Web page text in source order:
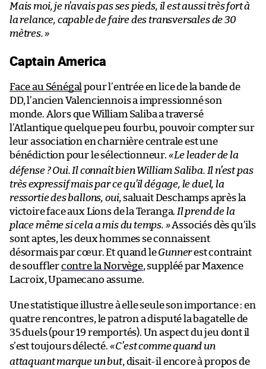
Mais moi, je n’avais pas ses pieds, il est aussi très fort à
la relance, capable de faire des transversales de 30
mètres.»
Captain America
Face au Sénégal pour l’entrée en lice de la bande de
DD, l’ancien Valenciennois a impressionné son
monde. Alors que William Saliba a traversé
l’Atlantique quelque peu fourbu, pouvoir compter sur
leur association en charnière centrale est une
bénédiction pour le sélectionneur. «Le leader de la
défense ? Oui. Il connaît bien William Saliba. Il n’est pas
très expressif mais par ce qu’il dégage, le duel, la
ressortie des ballons, oui, saluait Deschamps après la
victoire face aux Lions de la Teranga. Il prend de la
place même si cela a mis du temps. »Associés dès qu’ils
sont aptes, les deux hommes se connaissent
désormais par cœur. Et quand leGunnerest contraint
de soufflercontre la Norvège, suppléé par Maxence
Lacroix, Upamecano assume.
Une statistique illustre à elle seule son importance : en
quatre rencontres, le patron a disputé la bagatelle de
35 duels (pour 19 remportés). Un aspect du jeu dont il
s’est toujours délecté. «C’est comme quand un
attaquant marque un but, disait-il encore à propos de